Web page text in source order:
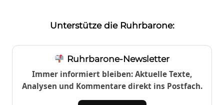
Unterstütze die Ruhrbarone:
Ruhrbarone-Newsletter
Immer informiert bleiben: Aktuelle Texte,
Analysen und Kommentare direkt ins Postfach.